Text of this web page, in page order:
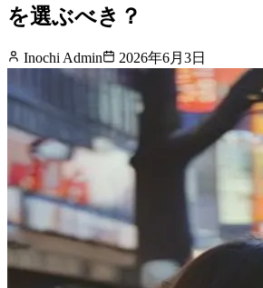
を選ぶべき？
Inochi Admin 2026年6月3日